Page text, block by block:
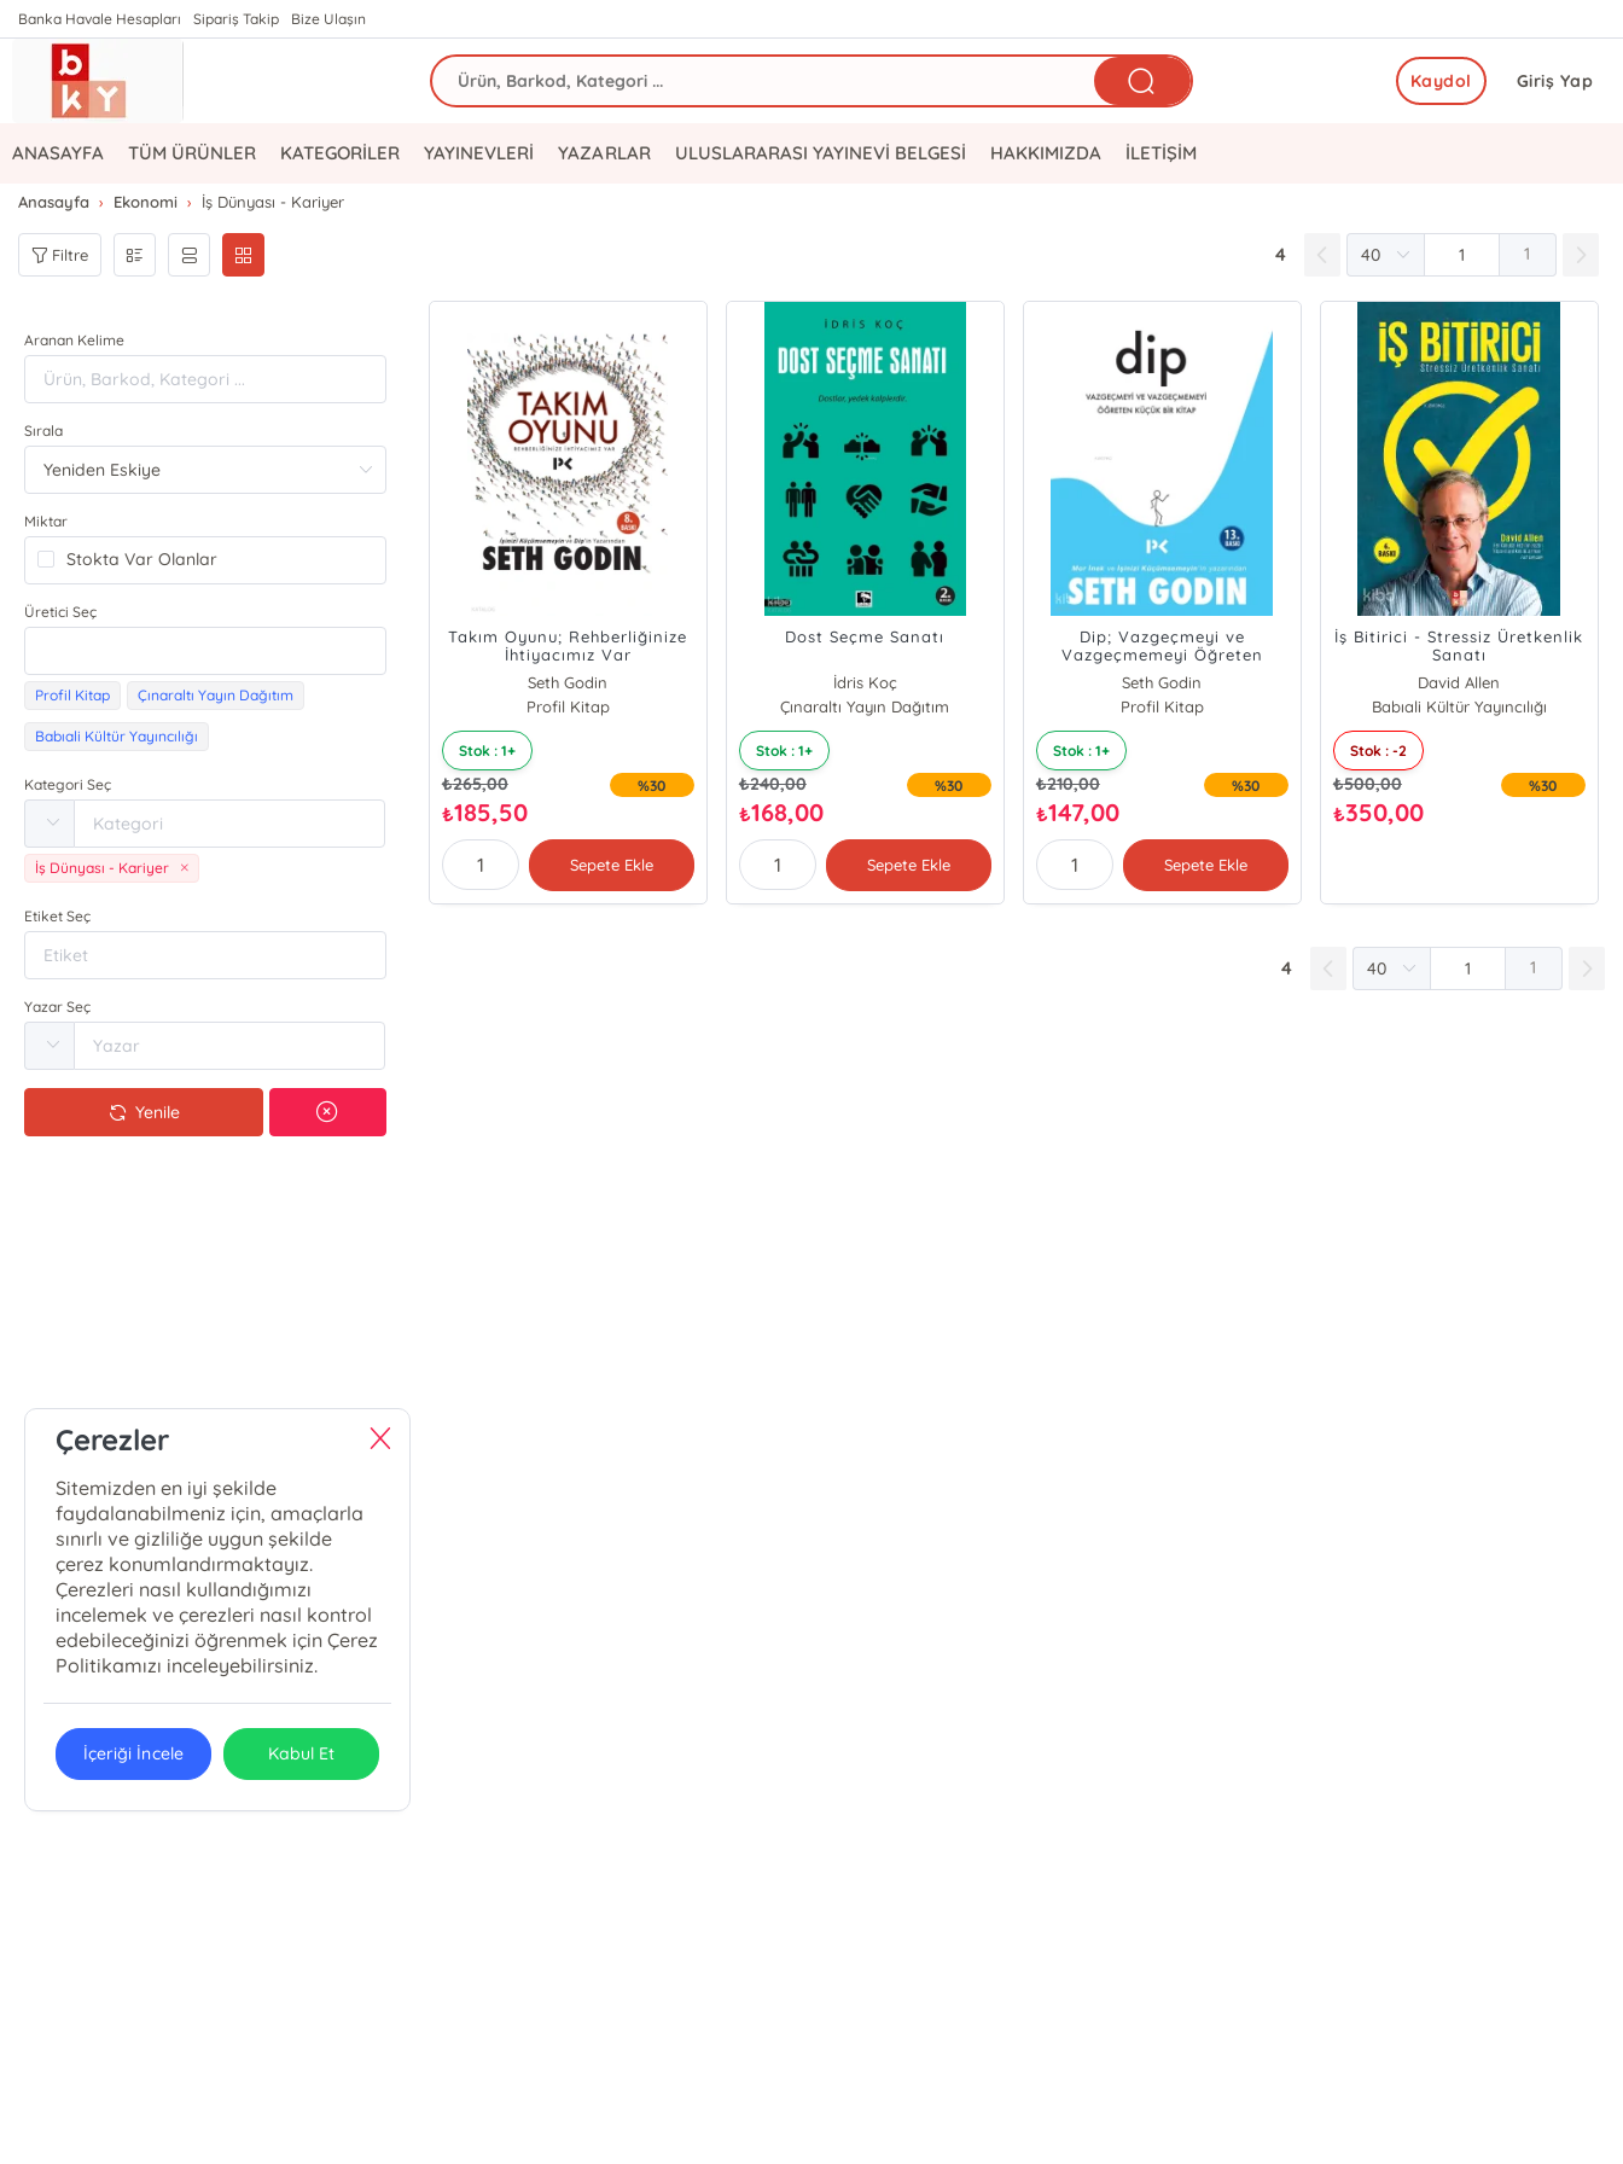
Banka Havale Hesapları Sipariş Takip Bize Ulaşın
Giriş Yap
Kaydol
ANASAYFA TÜM ÜRÜNLER KATEGORİLER YAYINEVLERİ YAZARLAR ULUSLARARASI YAYINEVİ BELGESİ HAKKIMIZDA İLETİŞİM
Anasayfa Ekonomi İş Dünyası - Kariyer
Filtre 4 1
Aranan Kelime
Sırala
Miktar
Stokta Var Olanlar
Üretici Seç
Profil Kitap Çınaraltı Yayın Dağıtım
Babıali Kültür Yayıncılığı
Kategori Seç
İş Dünyası - Kariyer
Etiket Seç
Yazar Seç
Yenile
Takım Oyunu; Rehberliğinize
İhtiyacımız Var
Seth Godin
Profil Kitap
Stok : 1+
₺265,00
₺185,50
%30
Sepete Ekle
Dost Seçme Sanatı
İdris Koç
Çınaraltı Yayın Dağıtım
Stok : 1+
₺240,00
₺168,00
%30
Sepete Ekle
Dip; Vazgeçmeyi ve
Vazgeçmemeyi Öğreten
Küçük Bir Kitap
Seth Godin
Profil Kitap
Stok : 1+
₺210,00
₺147,00
%30
Sepete Ekle
İş Bitirici - Stressiz Üretkenlik
Sanatı
David Allen
Babıali Kültür Yayıncılığı
Stok : -2
₺500,00
₺350,00
%30
4 1
Çerezler
Sitemizden en iyi şekilde
faydalanabilmeniz için, amaçlarla
sınırlı ve gizliliğe uygun şekilde
çerez konumlandırmaktayız.
Çerezleri nasıl kullandığımızı
incelemek ve çerezleri nasıl kontrol
edebileceğinizi öğrenmek için Çerez
Politikamızı inceleyebilirsiniz.
İçeriği İncele Kabul Et